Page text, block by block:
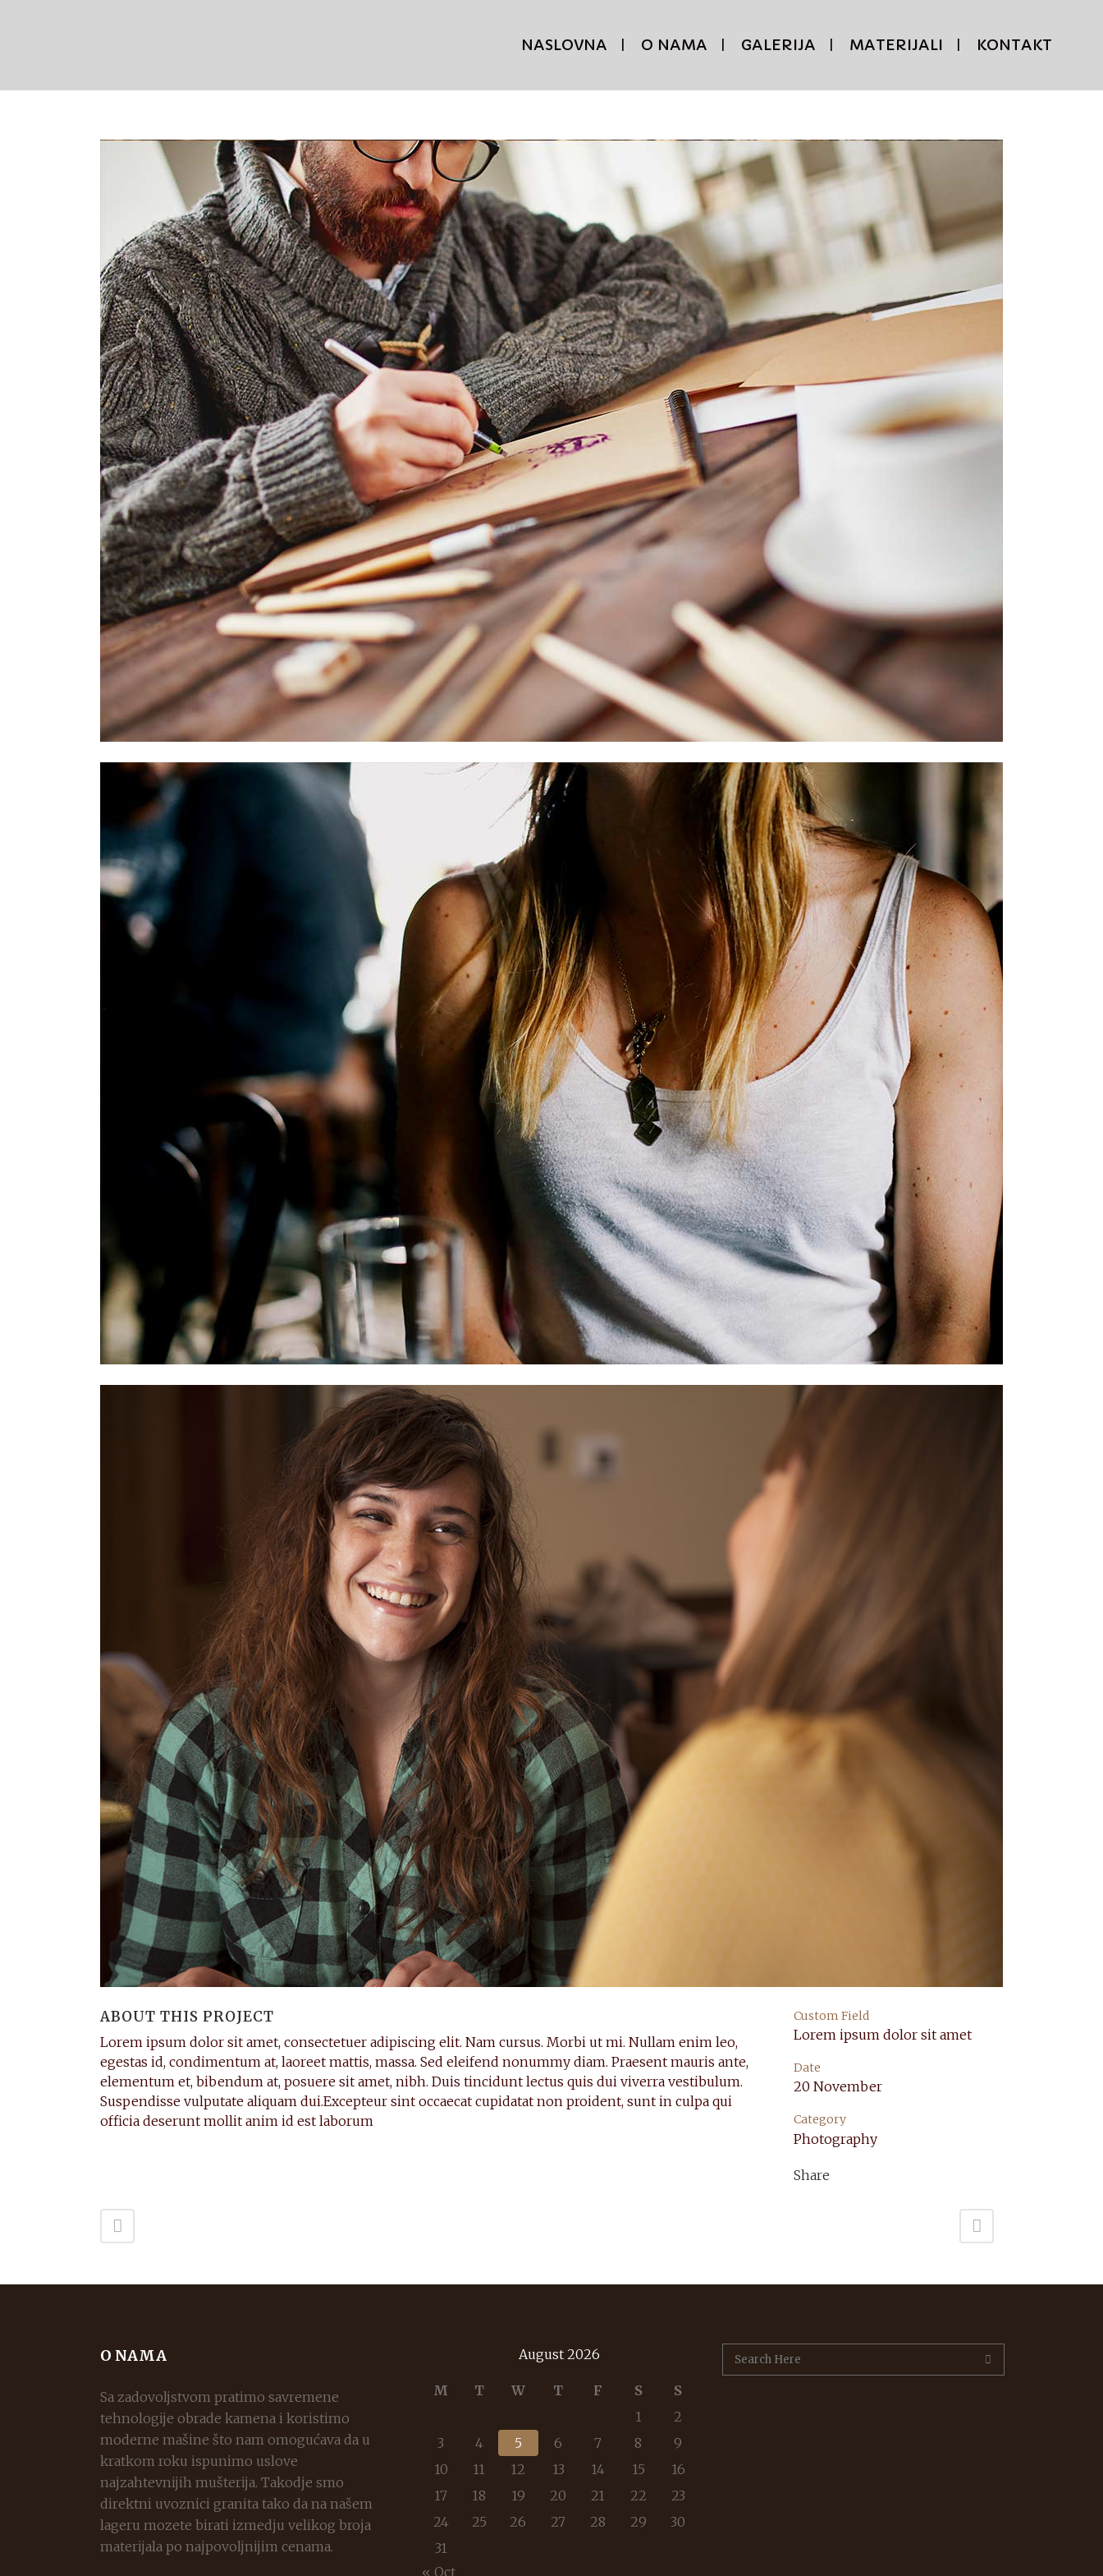
NASLOVNA O NAMA GALERIJA MATERIJALI KONTAKT
ABOUT THIS PROJECT
Lorem ipsum dolor sit amet, consectetuer adipiscing elit. Nam cursus. Morbi ut mi. Nullam enim leo,
egestas id, condimentum at, laoreet mattis, massa. Sed eleifend nonummy diam. Praesent mauris ante,
elementum et, bibendum at, posuere sit amet, nibh. Duis tincidunt lectus quis dui viverra vestibulum.
Suspendisse vulputate aliquam dui.Excepteur sint occaecat cupidatat non proident, sunt in culpa qui
officia deserunt mollit anim id est laborum
Custom Field
Lorem ipsum dolor sit amet
Date
20 November
Category
Photography
Share
O NAMA
Sa zadovoljstvom pratimo savremene
tehnologije obrade kamena i koristimo
moderne mašine što nam omogućava da u
kratkom roku ispunimo uslove
najzahtevnijih mušterija. Takodje smo
direktni uvoznici granita tako da na našem
lageru mozete birati izmedju velikog broja
materijala po najpovoljnijim cenama.
August 2026
M T W T F S
S
1
2
3
4 5 6 7 8
9
10
11 12 13 14 15
16
17
18 19 20 21 22
23
24
25 26 27 28 29
30
31
« Oct